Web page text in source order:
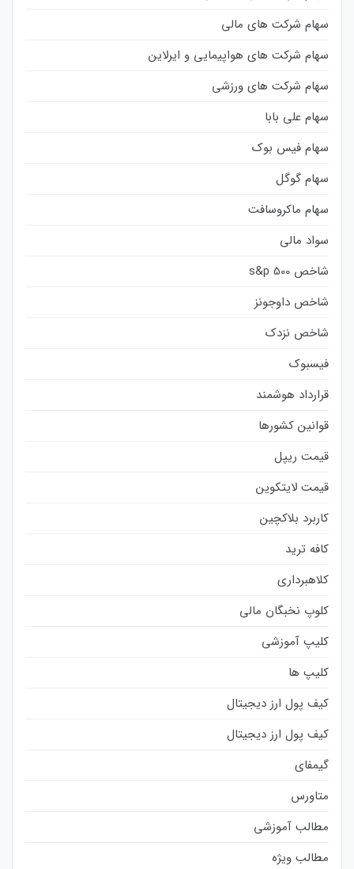
سهام شرکت های مالی
سهام شرکت های هواپیمایی و ایرلاین
سهام شرکت های ورزشی
سهام علی بابا
سهام فیس بوک
سهام گوگل
سهام ماکروسافت
سواد مالی
شاخص s&p 500
شاخص داوجونز
شاخص نزدک
فیسبوک
قرارداد هوشمند
قوانین کشورها
قیمت ریپل
قیمت لایتکوین
کاربرد بلاکچین
کافه ترید
کلاهبرداری
کلوپ نخبگان مالی
کلیپ آموزشی
کلیپ ها
کیف پول ارز دیجیتال
کیف پول ارز دیجیتال
گیمفای
متاورس
مطالب آموزشی
مطالب ویژه